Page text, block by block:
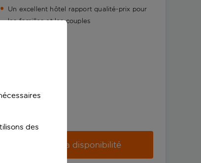
Un excellent hôtel rapport qualité-prix pour
les familles et les couples
Vérifier la disponibilité
des